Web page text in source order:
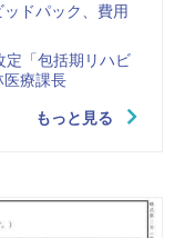
ッドパック、費用
定「包括期リハビ
医療課長
もっと見る